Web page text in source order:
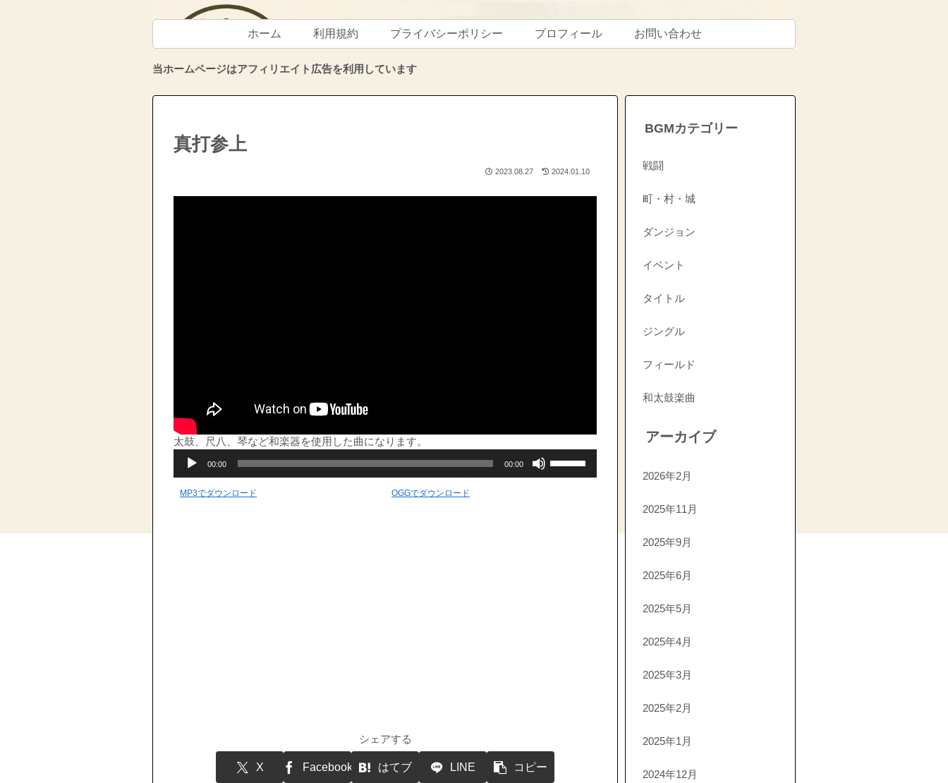
ホーム 利用規約 プライバシーポリシー プロフィール お問い合わせ
当ホームページはアフィリエイト広告を利用しています
真打参上
2023.08.27 2024.01.10
太鼓、尺八、琴など和楽器を使用した曲になります。
プ
レ
00:00 00:00
リ
ュ
MP3でダウンロード OGGでダウンロード
シェアする
X Facebook はてブ LINE コピー
BGMカテゴリー
戦闘
町・村・城
ダンジョン
イベント
タイトル
ジングル
フィールド
和太鼓楽曲
アーカイブ
2026年2月
2025年11月
2025年9月
2025年6月
2025年5月
2025年4月
2025年3月
2025年2月
2025年1月
2024年12月